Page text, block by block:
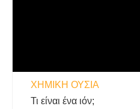
ΧΗΜΙΚΉ ΟΥΣΊΑ
Τι είναι ένα ιόν;